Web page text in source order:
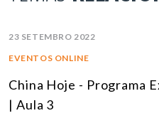
23 SETEMBRO 2022
EVENTOS ONLINE
China Hoje - Programa
| Aula 3